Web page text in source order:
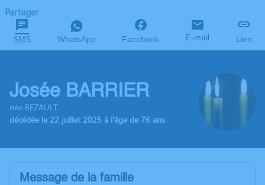
Partager
SMS WhatsApp Facebook E-mail Lien
Josée BARRIER
née BEZAULT
décédée le 22 juillet 2025 à l'âge de 76 ans
Message de la famille